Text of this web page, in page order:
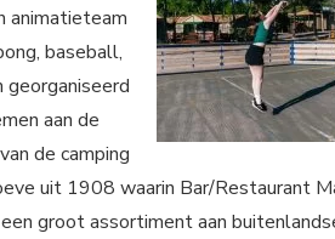
animatieteam
baseball,
aan de
de camping
uit 1908 waarin Bar/Restaurant
groot assortiment aan